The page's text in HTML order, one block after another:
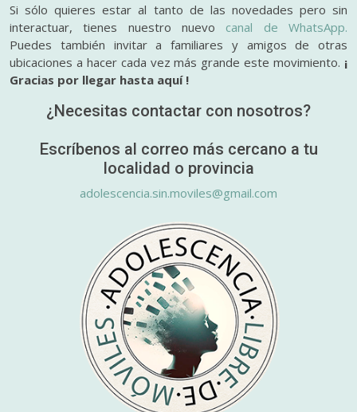
Si sólo quieres estar al tanto de las novedades pero sin
interactuar, tienes nuestro nuevo canal de WhatsApp.
Puedes también invitar a familiares y amigos de otras
ubicaciones a hacer cada vez más grande este movimiento. ¡
Gracias por llegar hasta aquí !
¿Necesitas contactar con nosotros?
Escríbenos al correo más cercano a tu
localidad o provincia
adolescencia.sin.moviles@gmail.com